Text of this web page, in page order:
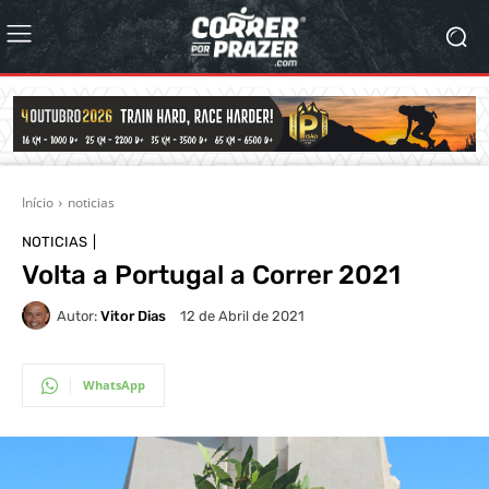
Início noticias
NOTICIAS
Volta a Portugal a Correr 2021
Autor: Vitor Dias 12 de Abril de 2021
WhatsApp